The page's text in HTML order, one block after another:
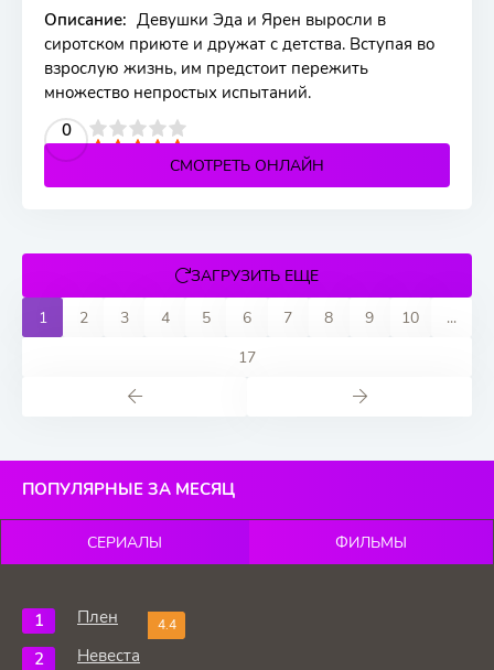
Описание: Девушки Эда и Ярен выросли в
сиротском приюте и дружат с детства. Вступая во
взрослую жизнь, им предстоит пережить
множество непростых испытаний.
0
4 5
СМОТРЕТЬ ОНЛАЙН
ЗАГРУЗИТЬ ЕЩЕ
1
2 3 4 5 6 7 8 9 10
...
17
ПОПУЛЯРНЫЕ ЗА МЕСЯЦ
СЕРИАЛЫ ФИЛЬМЫ
4.4
Плен
Невеста